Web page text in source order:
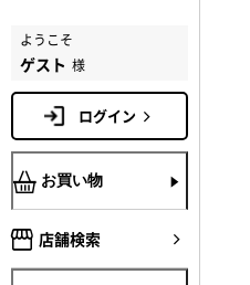
ようこそ
ゲスト 様
ログイン
お買い物
店舗検索